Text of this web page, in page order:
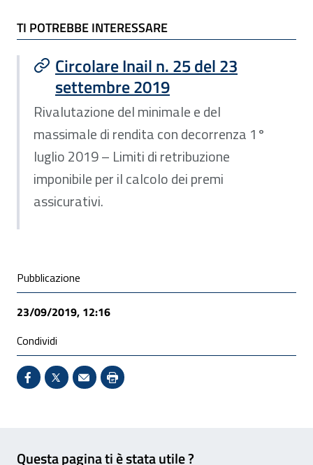
TI POTREBBE INTERESSARE
TI POTREBBE INTERESSARE
Circolare Inail n. 25 del 23
settembre 2019
Rivalutazione del minimale e del
massimale di rendita con decorrenza 1°
luglio 2019 – Limiti di retribuzione
imponibile per il calcolo dei premi
assicurativi.
Condivisione social
Pubblicazione
23/09/2019, 12:16
Condividi
Condividi su Facebook - Sito esterno - Apertura in
X - Sito esterno - Apertura in nuova finestra
Invio Mail: apre il programma di posta
Stampa pagina: scelta meno
Questa pagina ti è stata utile ?